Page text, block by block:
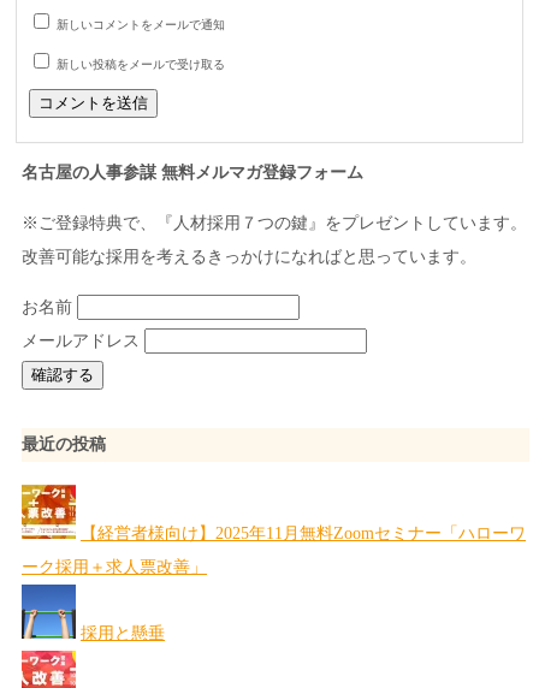
新しいコメントをメールで通知
新しい投稿をメールで受け取る
名古屋の人事参謀 無料メルマガ登録フォーム
※ご登録特典で、『人材採用７つの鍵』をプレゼントしています。
改善可能な採用を考えるきっかけになればと思っています。
お名前
メールアドレス
最近の投稿
【経営者様向け】2025年11月無料Zoomセミナー「ハローワ
ーク採用＋求人票改善」
採用と懸垂